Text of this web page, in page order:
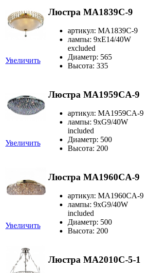
Увеличить
Люстра MA1839C-9
артикул: MA1839C-9
лампы: 9xE14/40W
excluded
Диаметр: 565
Высота: 335
Увеличить
Люстра MA1959CA-9
артикул: MA1959CA-9
лампы: 9xG9/40W
included
Диаметр: 500
Высота: 200
Увеличить
Люстра MA1960CA-9
артикул: MA1960CA-9
лампы: 9xG9/40W
included
Диаметр: 500
Высота: 200
Люстра MA2010C-5-1